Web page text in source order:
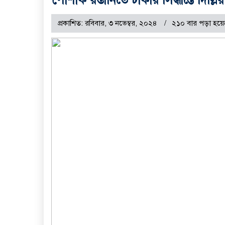
প্রকাশিত: রবিবার, ৩ নভেম্বর, ২০২৪ ২১০ বার পড়া